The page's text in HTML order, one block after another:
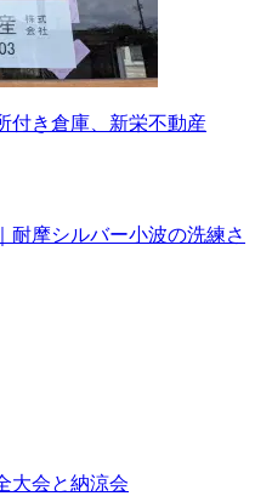
付き倉庫、新栄不動産
耐摩シルバー小波の洗練さ
大会と納涼会